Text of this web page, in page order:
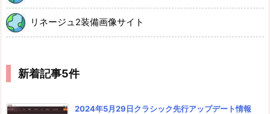
リネージュ2装備画像サイト
新着記事5件
2024年5月29日クラシック先行アップデート情報